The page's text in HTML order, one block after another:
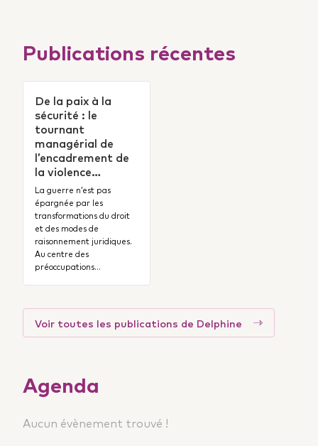
Publications récentes
De la paix à la
sécurité : le
tournant
managérial de
l’encadrement de
la violence…
La guerre n’est pas
épargnée par les
transformations du droit
et des modes de
raisonnement juridiques.
Au centre des
préoccupations…
Voir toutes les publications de Delphine
Agenda
Aucun évènement trouvé !